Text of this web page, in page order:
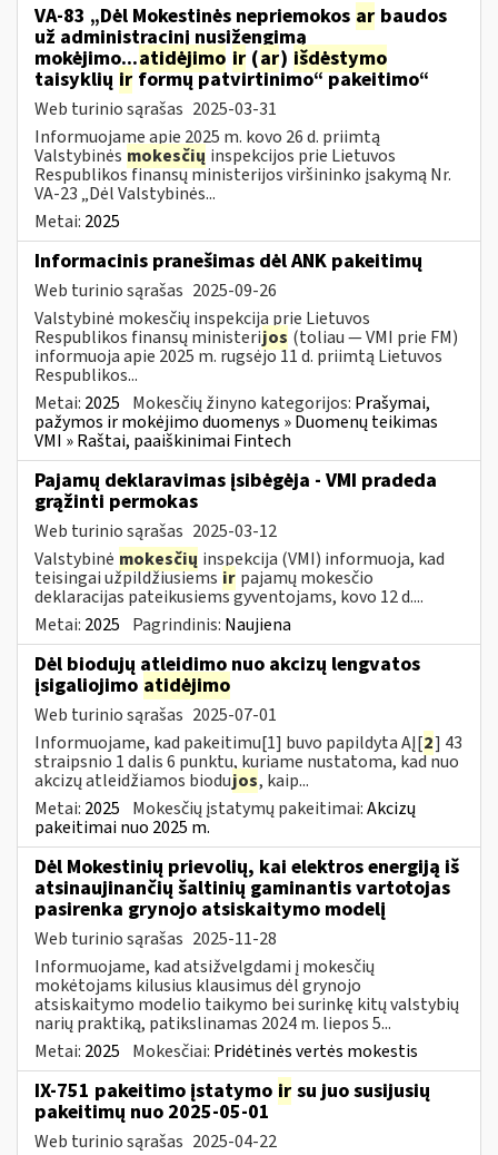
VA-83 „Dėl Mokestinės nepriemokos ar baudos
už administracinį nusižengimą
mokėjimo...atidėjimo ir (ar) išdėstymo
taisyklių ir formų patvirtinimo“ pakeitimo“
Web turinio sąrašas 2025-03-31
Informuojame apie 2025 m. kovo 26 d. priimtą
Valstybinės mokesčių inspekcijos prie Lietuvos
Respublikos finansų ministerijos viršininko įsakymą Nr.
VA-23 „Dėl Valstybinės...
Metai: 2025
Informacinis pranešimas dėl ANK pakeitimų
Web turinio sąrašas 2025-09-26
Valstybinė mokesčių inspekcija prie Lietuvos
Respublikos finansų ministerijos (toliau — VMI prie FM)
informuoja apie 2025 m. rugsėjo 11 d. priimtą Lietuvos
Respublikos...
Metai: 2025 Mokesčių žinyno kategorijos: Prašymai,
pažymos ir mokėjimo duomenys » Duomenų teikimas
VMI » Raštai, paaiškinimai Fintech
Pajamų deklaravimas įsibėgėja - VMI pradeda
grąžinti permokas
Web turinio sąrašas 2025-03-12
Valstybinė mokesčių inspekcija (VMI) informuoja, kad
teisingai užpildžiusiems ir pajamų mokesčio
deklaracijas pateikusiems gyventojams, kovo 12 d....
Metai: 2025 Pagrindinis: Naujiena
Dėl biodujų atleidimo nuo akcizų lengvatos
įsigaliojimo atidėjimo
Web turinio sąrašas 2025-07-01
Informuojame, kad pakeitimu[1] buvo papildyta AĮ[2] 43
straipsnio 1 dalis 6 punktu, kuriame nustatoma, kad nuo
akcizų atleidžiamos biodujos, kaip...
Metai: 2025 Mokesčių įstatymų pakeitimai:Akcizų
pakeitimai nuo 2025 m.
Dėl Mokestinių prievolių, kai elektros energiją iš
atsinaujinančių šaltinių gaminantis vartotojas
pasirenka grynojo atsiskaitymo modelį
Web turinio sąrašas 2025-11-28
Informuojame, kad atsižvelgdami į mokesčių
mokėtojams kilusius klausimus dėl grynojo
atsiskaitymo modelio taikymo bei surinkę kitų valstybių
narių praktiką, patikslinamas 2024 m. liepos 5...
Metai: 2025 Mokesčiai: Pridėtinės vertės mokestis
IX-751 pakeitimo įstatymo ir su juo susijusių
pakeitimų nuo 2025-05-01
Web turinio sąrašas 2025-04-22